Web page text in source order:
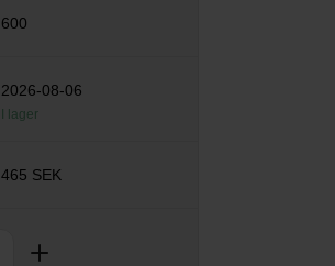
600
2026-08-06
I lager
465 SEK